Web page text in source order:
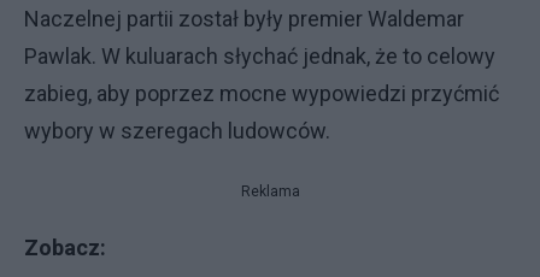
Naczelnej partii został były premier Waldemar
Pawlak. W kuluarach słychać jednak, że to celowy
zabieg, aby poprzez mocne wypowiedzi przyćmić
wybory w szeregach ludowców.
Reklama
Zobacz: